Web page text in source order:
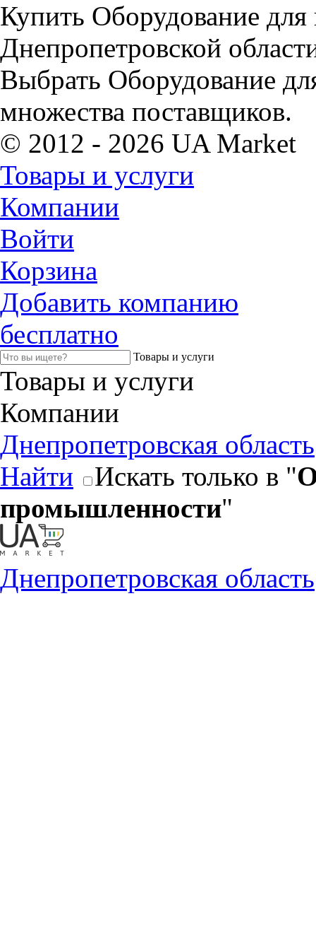
Купить Оборудование
Днепропетровской
Выбрать Оборудование
множества поставщиков.
© 2012 - 2026 UA Market
Товары и услуги
Компании
Войти
Корзина
Добавить компанию
бесплатно
Товары и услуги
Товары и услуги
Компании
Днепропетровская область
Найти
Искать только в "
промышленности"
Днепропетровская область